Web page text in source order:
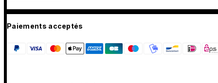
Paiements acceptés